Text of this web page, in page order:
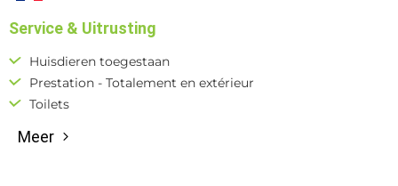
Service & Uitrusting
Huisdieren toegestaan
Prestation - Totalement en extérieur
Toilets
Meer